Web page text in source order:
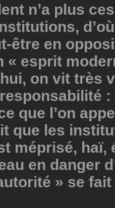
n’a plus
être en
« esprit
on vit très
:
que l’on
que les
méprisé, haï,
en danger
» se